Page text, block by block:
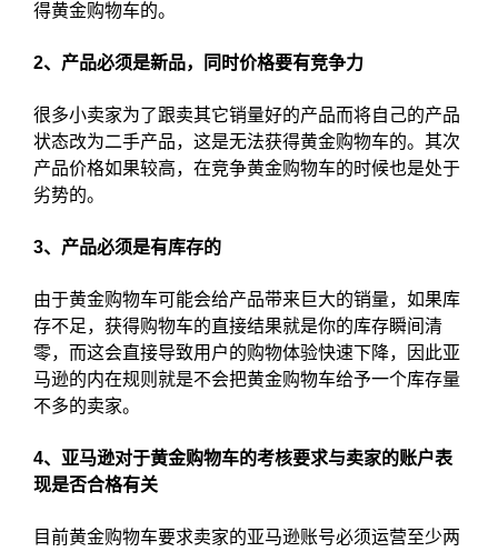
得黄金购物车的。
2、产品必须是新品，同时价格要有竞争力
很多小卖家为了跟卖其它销量好的产品而将自己的产品
状态改为二手产品，这是无法获得黄金购物车的。其次
产品价格如果较高，在竞争黄金购物车的时候也是处于
劣势的。
3、产品必须是有库存的
由于黄金购物车可能会给产品带来巨大的销量，如果库
存不足，获得购物车的直接结果就是你的库存瞬间清
零，而这会直接导致用户的购物体验快速下降，因此亚
马逊的内在规则就是不会把黄金购物车给予一个库存量
不多的卖家。
4、亚马逊对于黄金购物车的考核要求与卖家的账户表
现是否合格有关
目前黄金购物车要求卖家的亚马逊账号必须运营至少两